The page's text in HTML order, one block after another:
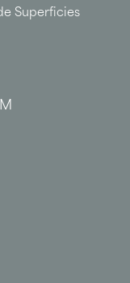
Superficies